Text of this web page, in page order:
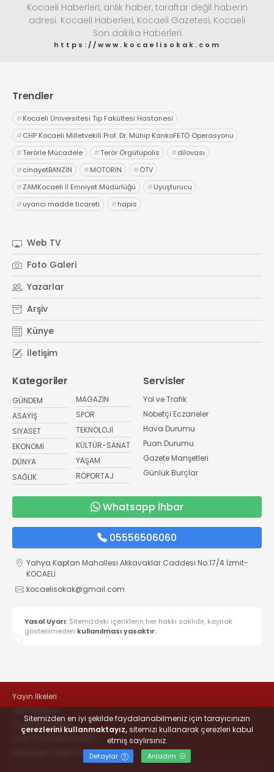
Kocaeli Haberleri, anlık haber, taraftar değil haberin
adresi. Kocaeli Haberleri, Kocaeli Gazetesi, Kocaeli
Son dakika Haberleri
https://www.kocaelisokak.com
Trendler
#Kocaeli Üniversitesi Tıp Fakültesi Hastanesi
#CHP Kocaeli Milletvekili Prof. Dr. Mühip KankoFETÖ Operasyonu
#Terörle Mücadele #Terör Örgütüpolis #dilovası
#cinayetBANZİN #MOTORİN #ÖTV
#ZAMKocaeli İl Emniyet Müdürlüğü #Uyuşturucu
#uyarıcı madde ticareti #hapis
Web TV
Foto Galeri
Yazarlar
Arşiv
Künye
İletişim
Kategoriler
GÜNDEM
ASAYİŞ
SİYASET
EKONOMİ
DÜNYA
SAĞLIK
MAGAZİN
SPOR
TEKNOLOJİ
KÜLTÜR-SANAT
YAŞAM
RÖPORTAJ
Servisler
Yol ve Trafik
Nöbetçi Eczaneler
Hava Durumu
Puan Durumu
Gazete Manşetleri
Günlük Burçlar
Whatsapp İhbar
05556506060
Yahya Kaptan Mahallesi Akkavaklar Caddesi No:17/4 İzmit-
KOCAELİ
kocaelisokak@gmail.com
Yasal Uyarı: Sitemizdeki içeriklerin her hakkı saklıdır, kaynak
gösterilmeden kullanılması yasaktır.
Yayın İlkeleri
Veri Politikası
Kullanım Şartları
KVKK Bilgi Talep Formu
Sitemizden en iyi şekilde faydalanabilmeniz için tarayıcınızın
çerezlerini kullanmaktayız,sitemizi kullanarak çerezleri kabul
etmiş saylırsınız.
Detaylar Anladım